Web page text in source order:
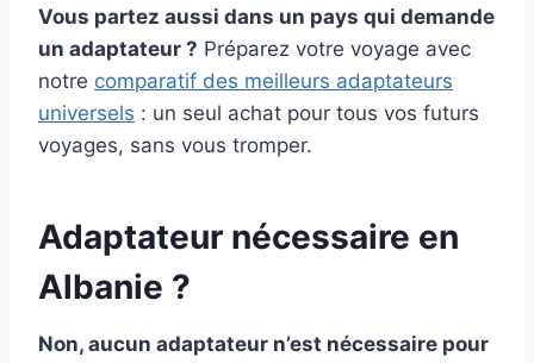
Vous partez aussi dans un pays qui demande
un adaptateur ? Préparez votre voyage avec
notre comparatif des meilleurs adaptateurs
universels : un seul achat pour tous vos futurs
voyages, sans vous tromper.
Adaptateur nécessaire en
Albanie ?
Non, aucun adaptateur n’est nécessaire pour